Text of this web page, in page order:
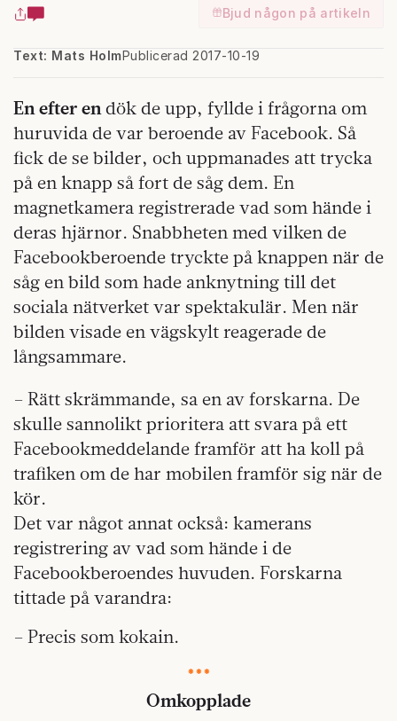
Bjud någon på artikeln
Text: Mats HolmPublicerad 2017-10-19
En efter endök de upp, fyllde i frågorna om
huruvida de var beroende av Facebook. Så
fick de se bilder, och uppmanades att trycka
på en knapp så fort de såg dem. En
magnetkamera registrerade vad som hände i
deras hjärnor. Snabbheten med vilken de
Facebookberoende tryckte på knappen när de
såg en bild som hade anknytning till det
sociala nätverket var spektakulär. Men när
bilden visade en vägskylt reagerade de
långsammare.
– Rätt skrämmande, sa en av forskarna. De
skulle sannolikt prioritera att svara på ett
Facebookmeddelande framför att ha koll på
trafiken om de har mobilen framför sig när de
kör.
Det var något annat också: kamerans
registrering av vad som hände i de
Facebookberoendes huvuden. Forskarna
tittade på varandra:
– Precis som kokain.
***
Omkopplade